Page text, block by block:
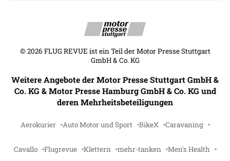
© 2026 FLUG REVUE ist ein Teil der Motor Presse Stuttgart
GmbH & Co. KG
Weitere Angebote der Motor Presse Stuttgart GmbH &
Co. KG & Motor Presse Hamburg GmbH & Co. KG und
deren Mehrheitsbeteiligungen
Aerokurier Auto Motor und Sport BikeX Caravaning
Cavallo Flugrevue Klettern mehr-tanken Men's Health